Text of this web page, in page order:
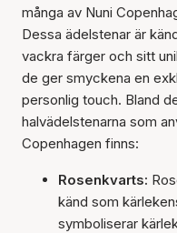
många av Nuni
Dessa ädelstenar är
vackra färger och sitt
de ger smyckena en
personlig touch. Bland
halvädelstenarna som
Copenhagen finns:
Rosenkvarts:
känd som
symboliserar